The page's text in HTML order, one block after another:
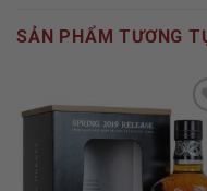
SẢN PHẨM TƯƠNG
ADD TO
WISHLIST